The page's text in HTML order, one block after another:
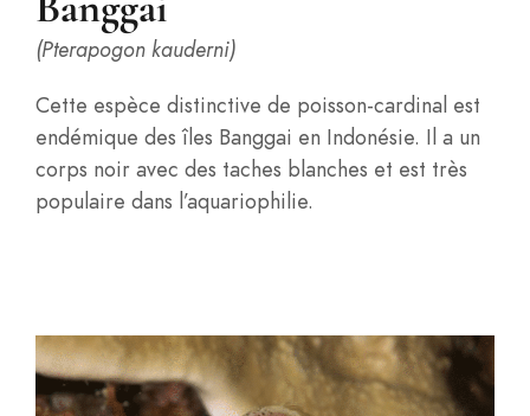
(Pterapogon kauderni)
Cette espèce distinctive de poisson-cardinal est
endémique des îles Banggai en Indonésie. Il a un
corps noir avec des taches blanches et est très
populaire dans l’aquariophilie.